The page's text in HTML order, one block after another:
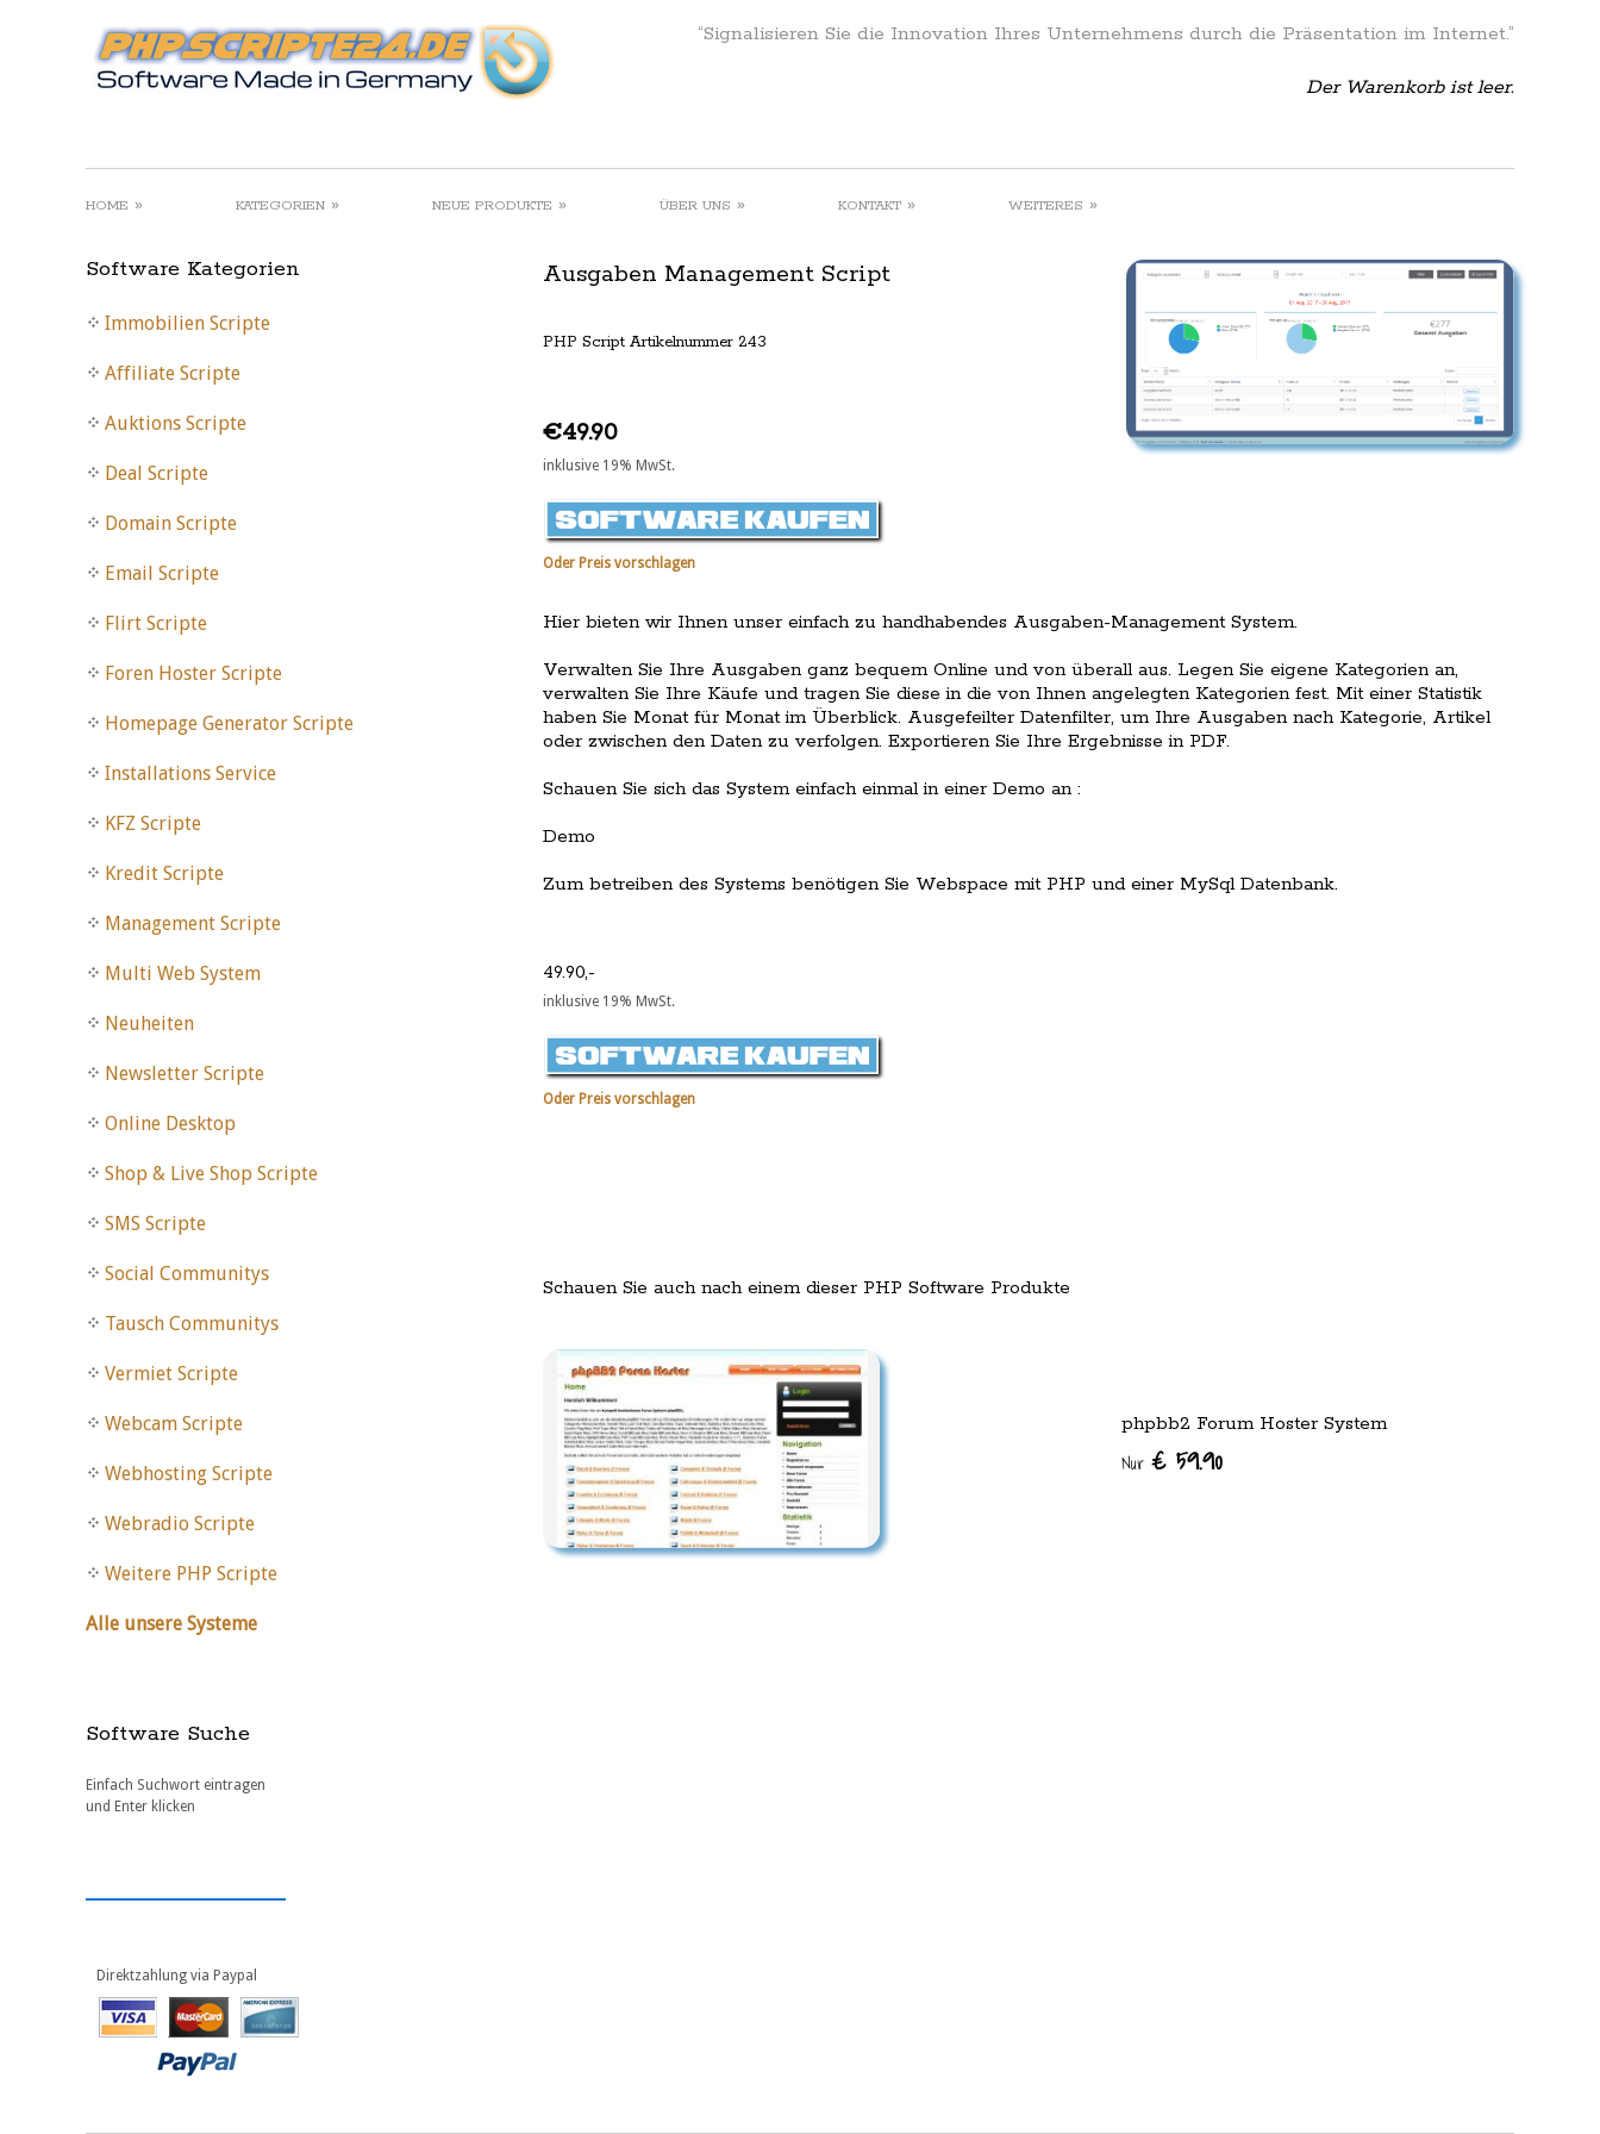
“Signalisieren Sie die Innovation Ihres Unternehmens durch die Präsentation im Internet.”
Der Warenkorb ist leer.
HOME » KATEGORIEN » NEUE PRODUKTE » ÜBER UNS » KONTAKT » WEITERES »
Ausgaben Management Script
PHP Script Artikelnummer 243
€49.90
inklusive 19% MwSt.
Oder Preis vorschlagen
Hier bieten wir Ihnen unser einfach zu handhabendes Ausgaben-Management System.
Verwalten Sie Ihre Ausgaben ganz bequem Online und von überall aus. Legen Sie eigene Kategorien an,
verwalten Sie Ihre Käufe und tragen Sie diese in die von Ihnen angelegten Kategorien fest. Mit einer Statistik
haben Sie Monat für Monat im Überblick. Ausgefeilter Datenfilter, um Ihre Ausgaben nach Kategorie, Artikel
oder zwischen den Daten zu verfolgen. Exportieren Sie Ihre Ergebnisse in PDF.
Schauen Sie sich das System einfach einmal in einer Demo an :
Demo
Zum betreiben des Systems benötigen Sie Webspace mit PHP und einer MySql Datenbank.
49.90,-
inklusive 19% MwSt.
Oder Preis vorschlagen
Schauen Sie auch nach einem dieser PHP Software Produkte
phpbb2 Forum Hoster System
Nur € 59.90
Software Kategorien
Immobilien Scripte
Affiliate Scripte
Auktions Scripte
Deal Scripte
Domain Scripte
Email Scripte
Flirt Scripte
Foren Hoster Scripte
Homepage Generator Scripte
Installations Service
KFZ Scripte
Kredit Scripte
Management Scripte
Multi Web System
Neuheiten
Newsletter Scripte
Online Desktop
Shop & Live Shop Scripte
SMS Scripte
Social Communitys
Tausch Communitys
Vermiet Scripte
Webcam Scripte
Webhosting Scripte
Webradio Scripte
Weitere PHP Scripte
Alle unsere Systeme
Software Suche
Einfach Suchwort eintragen
und Enter klicken
Direktzahlung via Paypal